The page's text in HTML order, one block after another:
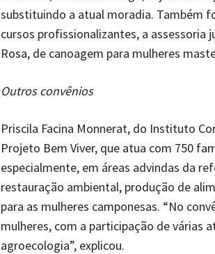
substituindo a atual moradia. Também
cursos profissionalizantes, a
Rosa, de canoagem para mulheres
Outros convênios
Priscila Facina Monnerat, do Instituto
Projeto Bem Viver, que atua com 750
especialmente, em áreas advindas da
restauração ambiental, produção de
para as mulheres camponesas. “No
mulheres, com a participação de várias
agroecologia”, explicou.